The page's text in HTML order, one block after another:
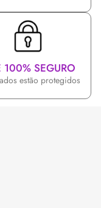
100% SEGURO
estão protegidos